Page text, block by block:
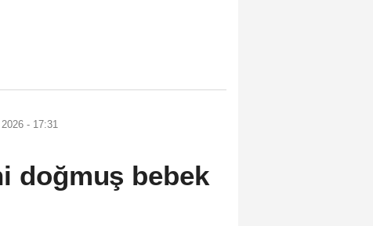
- 17:31
doğmuş bebek